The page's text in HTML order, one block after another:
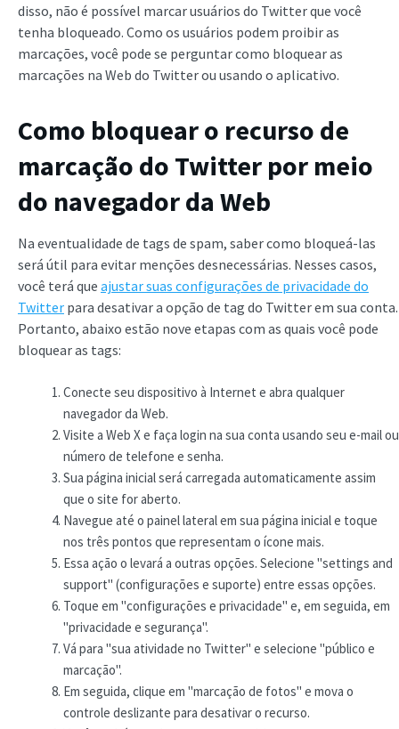
disso, não é possível marcar usuários do Twitter que você
tenha bloqueado. Como os usuários podem proibir as
marcações, você pode se perguntar como bloquear as
marcações na Web do Twitter ou usando o aplicativo.
Como bloquear o recurso de
marcação do Twitter por meio
do navegador da Web
Na eventualidade de tags de spam, saber como bloqueá-las
será útil para evitar menções desnecessárias. Nesses casos,
você terá que ajustar suas configurações de privacidade do
Twitter para desativar a opção de tag do Twitter em sua conta.
Portanto, abaixo estão nove etapas com as quais você pode
bloquear as tags:
Conecte seu dispositivo à Internet e abra qualquer
navegador da Web.
Visite a Web X e faça login na sua conta usando seu e-mail ou
número de telefone e senha.
Sua página inicial será carregada automaticamente assim
que o site for aberto.
Navegue até o painel lateral em sua página inicial e toque
nos três pontos que representam o ícone mais.
Essa ação o levará a outras opções. Selecione "settings and
support" (configurações e suporte) entre essas opções.
Toque em "configurações e privacidade" e, em seguida, em
"privacidade e segurança".
Vá para "sua atividade no Twitter" e selecione "público e
marcação".
Em seguida, clique em "marcação de fotos" e mova o
controle deslizante para desativar o recurso.